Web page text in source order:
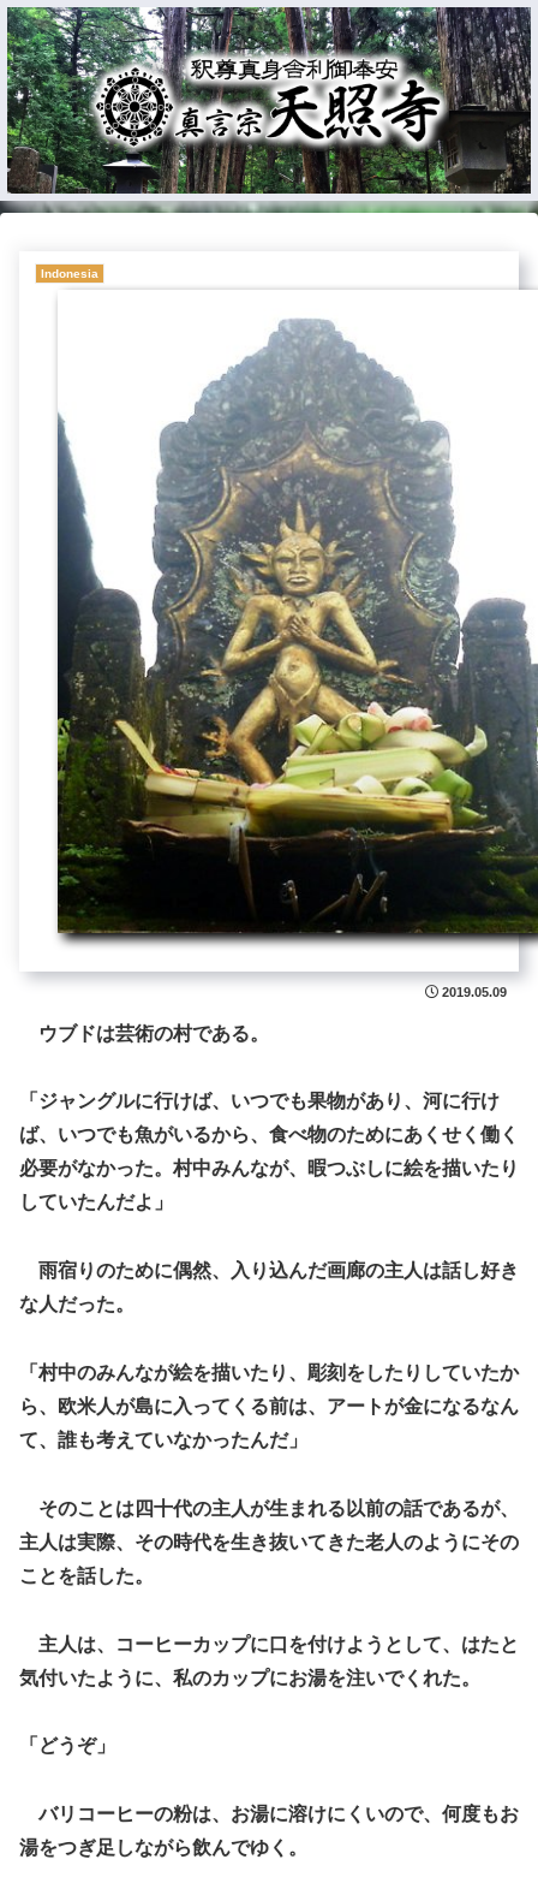
Indonesia
2019.05.09
ウブドは芸術の村である。
「ジャングルに行けば、いつでも果物があり、河に行け
ば、いつでも魚がいるから、食べ物のためにあくせく働く
必要がなかった。村中みんなが、暇つぶしに絵を描いたり
していたんだよ」
雨宿りのために偶然、入り込んだ画廊の主人は話し好き
な人だった。
「村中のみんなが絵を描いたり、彫刻をしたりしていたか
ら、欧米人が島に入ってくる前は、アートが金になるなん
て、誰も考えていなかったんだ」
そのことは四十代の主人が生まれる以前の話であるが、
主人は実際、その時代を生き抜いてきた老人のようにその
ことを話した。
主人は、コーヒーカップに口を付けようとして、はたと
気付いたように、私のカップにお湯を注いでくれた。
「どうぞ」
バリコーヒーの粉は、お湯に溶けにくいので、何度もお
湯をつぎ足しながら飲んでゆく。